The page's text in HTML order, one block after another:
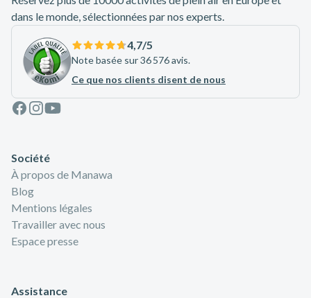
dans le monde, sélectionnées par nos experts.
4,7/5
Note basée sur 36 576 avis.
Ce que nos clients disent de nous
Facebook
Instagram
Youtube
Société
À propos de Manawa
Blog
Mentions légales
Travailler avec nous
Espace presse
Assistance